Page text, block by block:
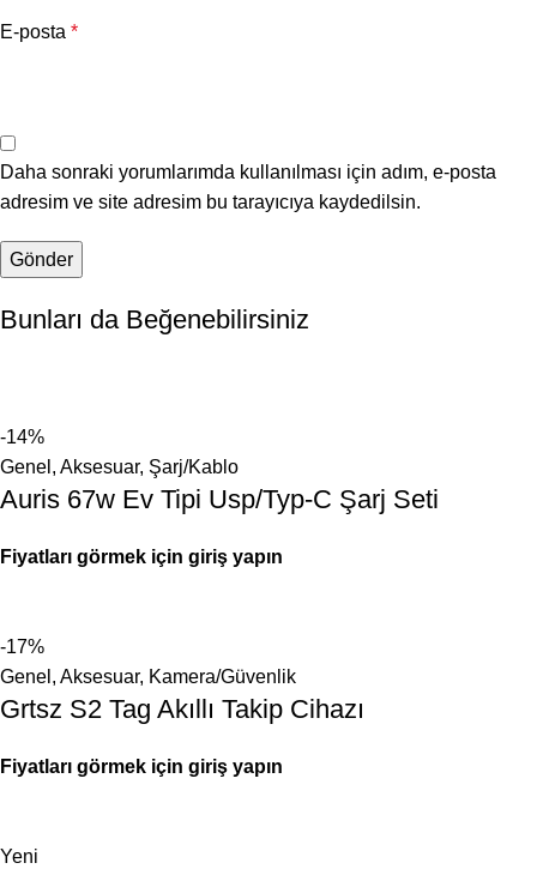
E-posta *
Daha sonraki yorumlarımda kullanılması için adım, e-posta
adresim ve site adresim bu tarayıcıya kaydedilsin.
Bunları da Beğenebilirsiniz
-14%
Genel , Aksesuar, Şarj/Kablo
Auris 67w Ev Tipi Usp/Typ-C Şarj Seti
Fiyatları görmek için giriş yapın
-17%
Genel , Aksesuar, Kamera/Güvenlik
Grtsz S2 Tag Akıllı Takip Cihazı
Fiyatları görmek için giriş yapın
Yeni